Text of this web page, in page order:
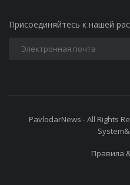
Присоединяйтесь к нашей
PavlodarNews - All Rights
Правила